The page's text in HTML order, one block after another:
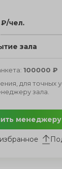
чел.
зала
100000 ₽
для точных
зала.
менеджеру